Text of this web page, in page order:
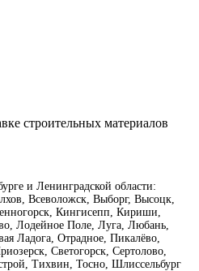
строительных материалов
и Ленинградской области:
Всеволожск, Выборг, Высоцк,
Кингисепп, Кириши,
Лодейное Поле, Луга, Любань,
Ладога, Отрадное, Пикалёво,
Светогорск, Сертолово,
Тихвин, Тосно, Шлиссельбург